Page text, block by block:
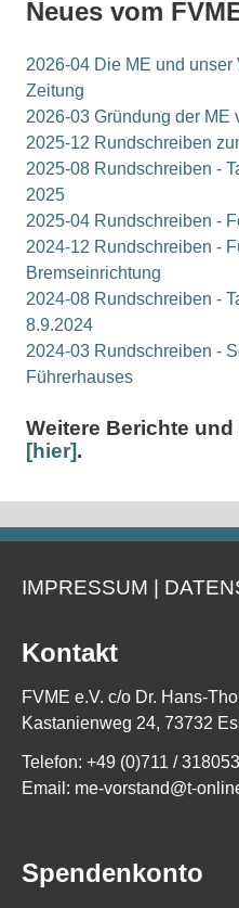
Neues vom
2026-04 Die ME und
Zeitung
2026-03 Gründung der ME
2025-12 Rundschreiben
2025-08 Rundschreiben -
2025
2025-04 Rundschreiben -
2024-12 Rundschreiben -
Bremseinrichtung
2024-08 Rundschreiben -
8.9.2024
2024-03 Rundschreiben -
Führerhauses
Weitere Berichte
[hier].
IMPRESSUM |
Kontakt
FVME e.V. c/o Dr. Hans-
Kastanienweg 24, 73732
Telefon: +49 (0)711 /
Email: me-vorstand@t-
Spendenkonto